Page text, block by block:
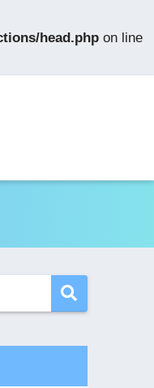
head.php on line